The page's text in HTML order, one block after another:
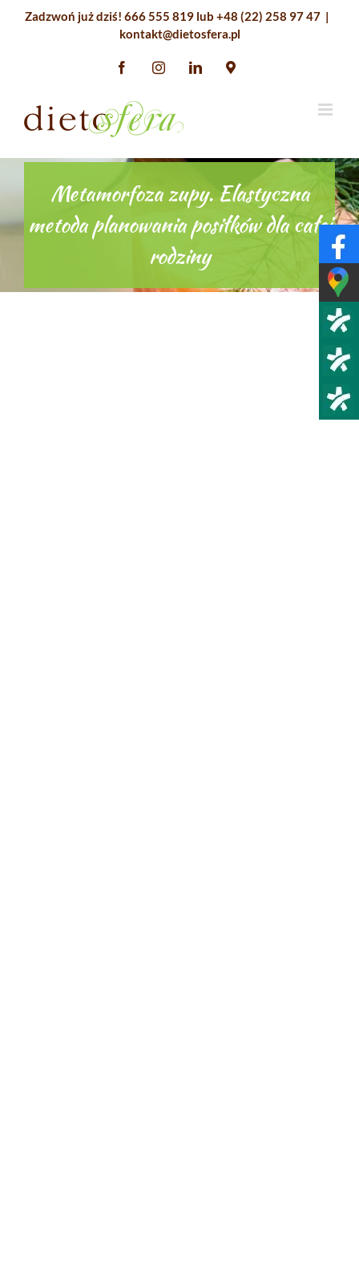
Zadzwoń już dziś! 666 555 819 lub +48 (22) 258 97 47 |
kontakt@dietosfera.pl
FacebookInstagramLinkedInGoogle
Metamorfoza zupy. Elastyczna
metoda planowania posiłków dla całej
rodziny